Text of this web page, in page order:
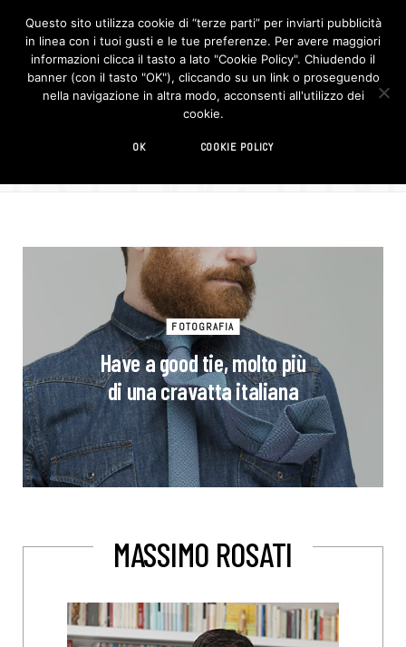
F
c
e
b
o
I
n
s
t
cravatta
FOTOGRAFIA
Have a good tie, molto più
di una cravatta italiana
MASSIMO ROSATI
Questo sito utilizza cookie di “terze parti” per inviarti pubblicità
in linea con i tuoi gusti e le tue preferenze. Per avere maggiori
informazioni clicca il tasto a lato "Cookie Policy". Chiudendo il
banner (con il tasto "OK"), cliccando su un link o proseguendo
nella navigazione in altra modo, acconsenti all'utilizzo dei
cookie.
OK COOKIE POLICY